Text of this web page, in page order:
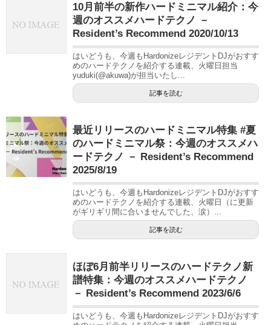
10月前半の新作ハードミニマル紹介：今
週のオススメハードテクノ －
Resident’s Recommend 2020/10/13
はいどうも、今週もHardonizeレジデントDJがおすす
めのハードテクノを紹介する連載、火曜日担当
yuduki(@akuwa)が担当いたし...
記事を読む
最近リリースのハードミニマル特集 #夏
のハードミニマル祭：今週のオススメハ
ードテクノ － Resident’s Recommend
2025/8/19
はいどうも、今週もHardonizeレジデントDJがおすす
めのハードテクノを紹介する連載、火曜日（に更新
がギリギリ間に合いませんでした、涙）...
記事を読む
ほぼ6月前半リリースのハードテクノ新
譜特集：今週のオススメハードテクノ
－ Resident’s Recommend 2023/6/6
はいどうも、今週もHardonizeレジデントDJがおすす